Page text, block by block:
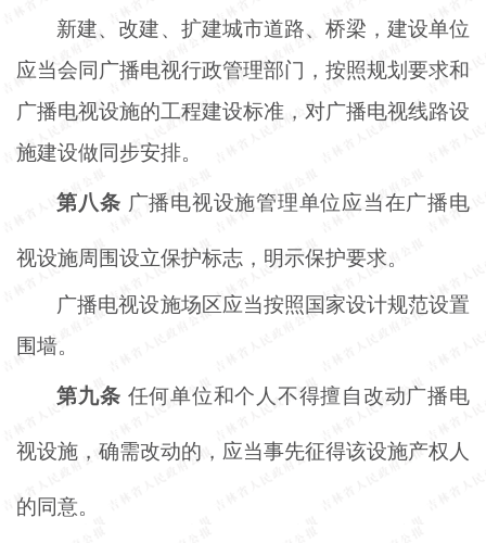
新建、改建、扩建城市道路、桥梁，建设单位
应当会同广播电视行政管理部门，按照规划要求和
广播电视设施的工程建设标准，对广播电视线路设
施建设做同步安排。
第八条 广播电视设施管理单位应当在广播电
视设施周围设立保护标志，明示保护要求。
广播电视设施场区应当按照国家设计规范设置
围墙。
第九条 任何单位和个人不得擅自改动广播电
视设施，确需改动的，应当事先征得该设施产权人
的同意。